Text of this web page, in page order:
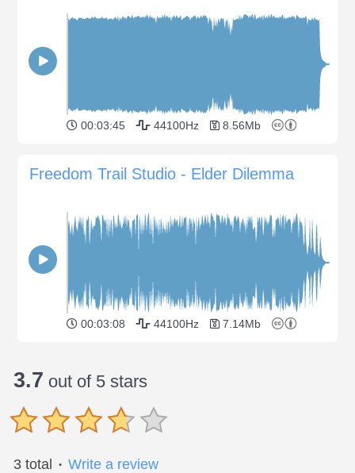
00:03:45 44100Hz 8.56Mb
Freedom Trail Studio - Elder Dilemma
00:03:08 44100Hz 7.14Mb
3.7 out of 5 stars
3 total ● Write a review